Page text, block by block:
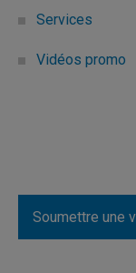
Services
Vidéos promo
Soumettre une